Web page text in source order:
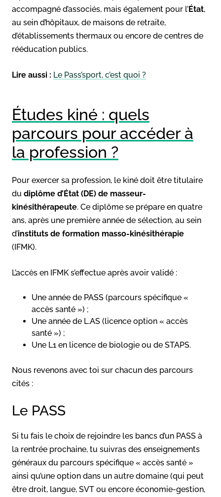
accompagné d’associés, mais également pour l’État,
au sein d’hôpitaux, de maisons de retraite,
d’établissements thermaux ou encore de centres de
rééducation publics.
Lire aussi : Le Pass’sport, c’est quoi ?
Études kiné : quels
parcours pour accéder à
la profession ?
Pour exercer sa profession, le kiné doit être titulaire
du diplôme d’État (DE) de masseur-
kinésithérapeute. Ce diplôme se prépare en quatre
ans, après une première année de sélection, au sein
d’instituts de formation masso-kinésithérapie
(IFMK).
L’accès en IFMK s’effectue après avoir validé :
Une année de PASS (parcours spécifique «
accès santé ») ;
Une année de L.AS (licence option « accès
santé ») ;
Une L1 en licence de biologie ou de STAPS.
Nous revenons avec toi sur chacun des parcours
cités :
Le PASS
Si tu fais le choix de rejoindre les bancs d’un PASS à
la rentrée prochaine, tu suivras des enseignements
généraux du parcours spécifique « accès santé »
ainsi qu’une option dans un autre domaine (qui peut
être droit, langue, SVT ou encore économie-gestion,